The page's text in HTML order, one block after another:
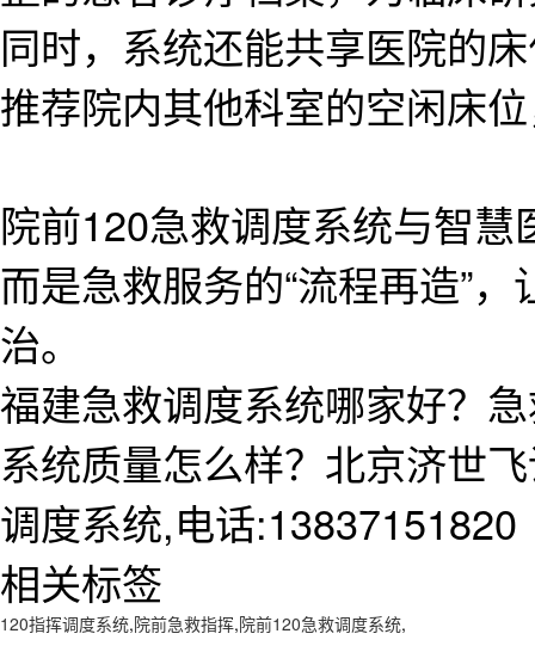
同时，系统还能共享医院的
推荐院内其他科室的空闲床
院前120急救调度系统与智
而是急救服务的“流程再造”
治。
福建急救调度系统哪家好？
系统质量怎么样？北京济世
调度系统,电话:13837151820
相关标签
120指挥调度系统,院前急救指挥,院前120急救调度系统,